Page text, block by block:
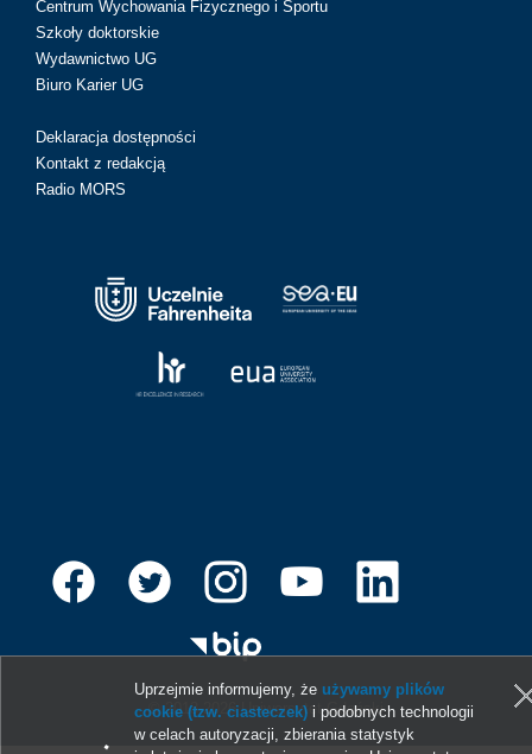
Centrum Wychowania Fizycznego i Sportu
Szkoły doktorskie
Wydawnictwo UG
Biuro Karier UG
Deklaracja dostępności
Kontakt z redakcją
Radio MORS
© 2013-2026 Uniwersytet Gdański
Uprzejmie informujemy, że używamy plików
cookie (tzw. ciasteczek) i podobnych technologii
w celach autoryzacji, zbierania statystyk